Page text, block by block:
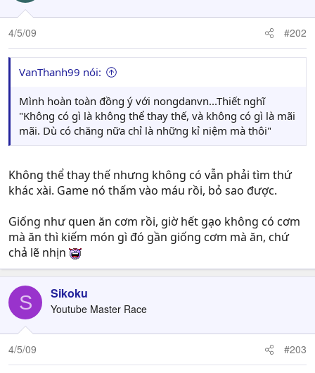
4/5/09 #202
VanThanh99 nói:
Mình hoàn toàn đồng ý với nongdanvn...Thiết nghĩ
"Không có gì là không thể thay thế, và không có gì là mãi
mãi. Dù có chăng nữa chỉ là những kỉ niệm mà thôi"
Không thể thay thế nhưng không có vẫn phải tìm thứ
khác xài. Game nó thấm vào máu rồi, bỏ sao được.
Giống như quen ăn cơm rồi, giờ hết gạo không có cơm
mà ăn thì kiếm món gì đó gần giống cơm mà ăn, chứ
chả lẽ nhịn
S Sikoku
Youtube Master Race
4/5/09 #203